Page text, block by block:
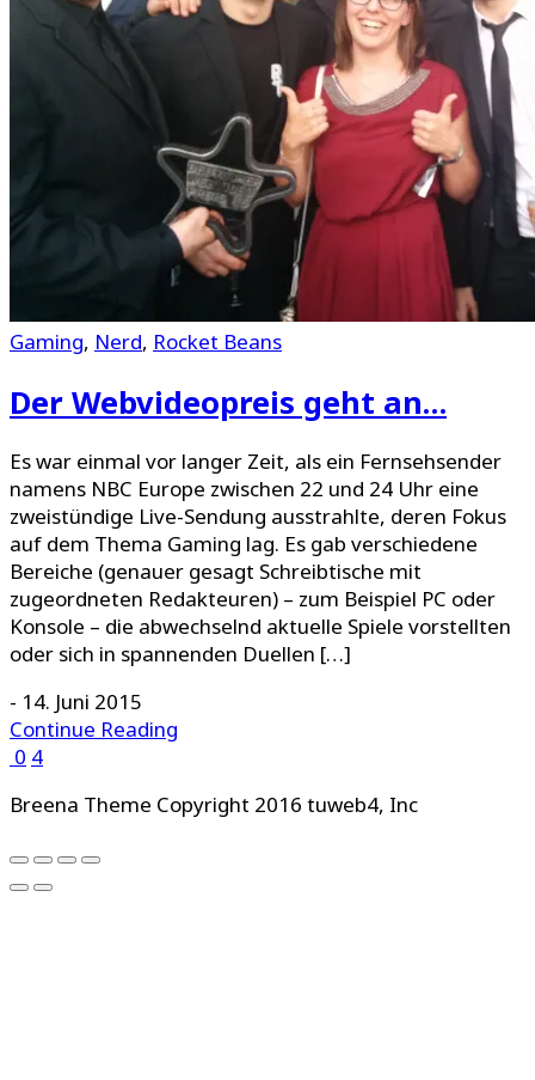
Gaming, Nerd, Rocket Beans
Der Webvideopreis geht an…
Es war einmal vor langer Zeit, als ein Fernsehsender
namens NBC Europe zwischen 22 und 24 Uhr eine
zweistündige Live-Sendung ausstrahlte, deren Fokus
auf dem Thema Gaming lag. Es gab verschiedene
Bereiche (genauer gesagt Schreibtische mit
zugeordneten Redakteuren) – zum Beispiel PC oder
Konsole – die abwechselnd aktuelle Spiele vorstellten
oder sich in spannenden Duellen […]
- 14. Juni 2015
Continue Reading
0 4
Breena Theme Copyright 2016 tuweb4, Inc